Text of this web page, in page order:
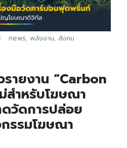
news, พลังงาน, สังคม
ายงาน “Carbon
สำหรับโฆษณา
วัดการปล่อย
รรมโฆษณา